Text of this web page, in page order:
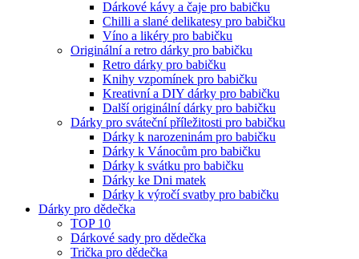
Dárkové kávy a čaje pro babičku
Chilli a slané delikatesy pro babičku
Víno a likéry pro babičku
Originální a retro dárky pro babičku
Retro dárky pro babičku
Knihy vzpomínek pro babičku
Kreativní a DIY dárky pro babičku
Další originální dárky pro babičku
Dárky pro sváteční příležitosti pro babičku
Dárky k narozeninám pro babičku
Dárky k Vánocům pro babičku
Dárky k svátku pro babičku
Dárky ke Dni matek
Dárky k výročí svatby pro babičku
Dárky pro dědečka
TOP 10
Dárkové sady pro dědečka
Trička pro dědečka